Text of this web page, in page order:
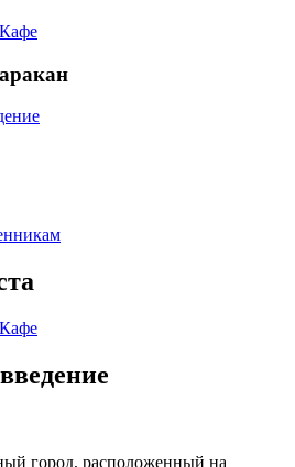
город, расположенный на